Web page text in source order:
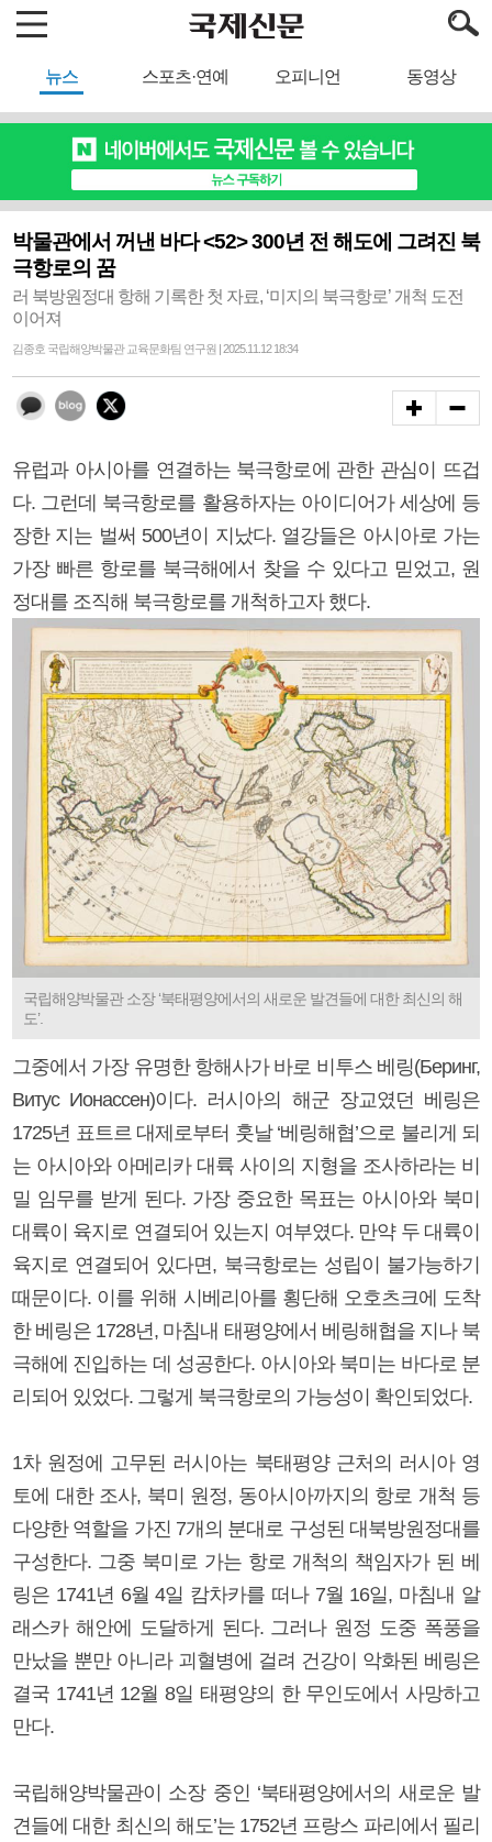
뉴스 스포츠·연예 오피니언 동영상
박물관에서 꺼낸 바다 <52> 300년 전 해도에 그려진 북
극항로의 꿈
러 북방원정대 항해 기록한 첫 자료, ‘미지의 북극항로’ 개척 도전
이어져
김종호 국립해양박물관 교육문화팀 연구원 | 2025.11.12 18:34
유럽과 아시아를 연결하는 북극항로에 관한 관심이 뜨겁
다. 그런데 북극항로를 활용하자는 아이디어가 세상에 등
장한 지는 벌써 500년이 지났다. 열강들은 아시아로 가는
가장 빠른 항로를 북극해에서 찾을 수 있다고 믿었고, 원
정대를 조직해 북극항로를 개척하고자 했다.
국립해양박물관 소장 ‘북태평양에서의 새로운 발견들에 대한 최신의 해
도’.
그중에서 가장 유명한 항해사가 바로 비투스 베링(Беринг,
Витус Ионассен)이다. 러시아의 해군 장교였던 베링은
1725년 표트르 대제로부터 훗날 ‘베링해협’으로 불리게 되
는 아시아와 아메리카 대륙 사이의 지형을 조사하라는 비
밀 임무를 받게 된다. 가장 중요한 목표는 아시아와 북미
대륙이 육지로 연결되어 있는지 여부였다. 만약 두 대륙이
육지로 연결되어 있다면, 북극항로는 성립이 불가능하기
때문이다. 이를 위해 시베리아를 횡단해 오호츠크에 도착
한 베링은 1728년, 마침내 태평양에서 베링해협을 지나 북
극해에 진입하는 데 성공한다. 아시아와 북미는 바다로 분
리되어 있었다. 그렇게 북극항로의 가능성이 확인되었다.
1차 원정에 고무된 러시아는 북태평양 근처의 러시아 영
토에 대한 조사, 북미 원정, 동아시아까지의 항로 개척 등
다양한 역할을 가진 7개의 분대로 구성된 대북방원정대를
구성한다. 그중 북미로 가는 항로 개척의 책임자가 된 베
링은 1741년 6월 4일 캄차카를 떠나 7월 16일, 마침내 알
래스카 해안에 도달하게 된다. 그러나 원정 도중 폭풍을
만났을 뿐만 아니라 괴혈병에 걸려 건강이 악화된 베링은
결국 1741년 12월 8일 태평양의 한 무인도에서 사망하고
만다.
국립해양박물관이 소장 중인 ‘북태평양에서의 새로운 발
견들에 대한 최신의 해도’는 1752년 프랑스 파리에서 필리